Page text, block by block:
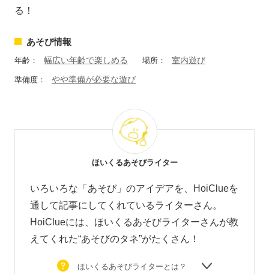
る！
あそび情報
年齢： 幅広い年齢で楽しめる 場所： 室内遊び
準備度： やや準備が必要な遊び
ほいくるあそびライター
いろいろな「あそび」のアイデアを、HoiClueを
通して記事にしてくれているライターさん。
HoiClueには、ほいくるあそびライターさんが教
えてくれた“あそびのタネ”がたくさん！
ほいくるあそびライターとは？